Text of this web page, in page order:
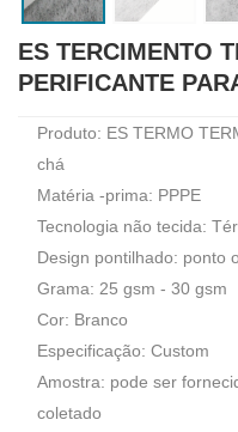
ES TERCIMENTO
PERIFICANTE
Produto: ES TERMO
chá
Matéria -prima: PPPE
Tecnologia não tecida:
Design pontilhado: ponto
Grama: 25 gsm - 30 gsm
Cor: Branco
Especificação: Custom
Amostra: pode ser
coletado